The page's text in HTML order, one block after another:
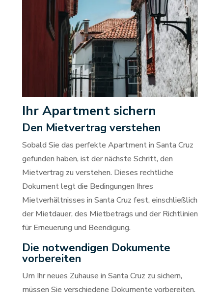
Ihr Apartment sichern
Den Mietvertrag verstehen
Sobald Sie das perfekte Apartment in Santa Cruz
gefunden haben, ist der nächste Schritt, den
Mietvertrag zu verstehen. Dieses rechtliche
Dokument legt die Bedingungen Ihres
Mietverhältnisses in Santa Cruz fest, einschließlich
der Mietdauer, des Mietbetrags und der Richtlinien
für Erneuerung und Beendigung.
Die notwendigen Dokumente
vorbereiten
Um Ihr neues Zuhause in Santa Cruz zu sichern,
müssen Sie verschiedene Dokumente vorbereiten.